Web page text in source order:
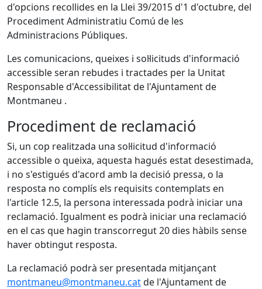
d'opcions recollides en la Llei 39/2015 d'1 d'octubre, del
Procediment Administratiu Comú de les
Administracions Públiques.
Les comunicacions, queixes i sol·licituds d'informació
accessible seran rebudes i tractades per la Unitat
Responsable d'Accessibilitat de l'Ajuntament de
Montmaneu .
Procediment de reclamació
Si, un cop realitzada una sol·licitud d'informació
accessible o queixa, aquesta hagués estat desestimada,
i no s'estigués d'acord amb la decisió pressa, o la
resposta no complís els requisits contemplats en
l'article 12.5, la persona interessada podrà iniciar una
reclamació. Igualment es podrà iniciar una reclamació
en el cas que hagin transcorregut 20 dies hàbils sense
haver obtingut resposta.
La reclamació podrà ser presentada mitjançant
montmaneu@montmaneu.catde l'Ajuntament de